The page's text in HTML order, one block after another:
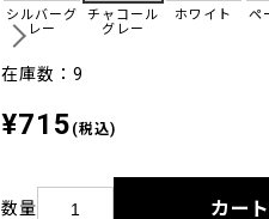
シルバーグ
レー
チャコール
グレー
ホワイト ペ
在庫数：9
¥715 (税込)
数量 カー